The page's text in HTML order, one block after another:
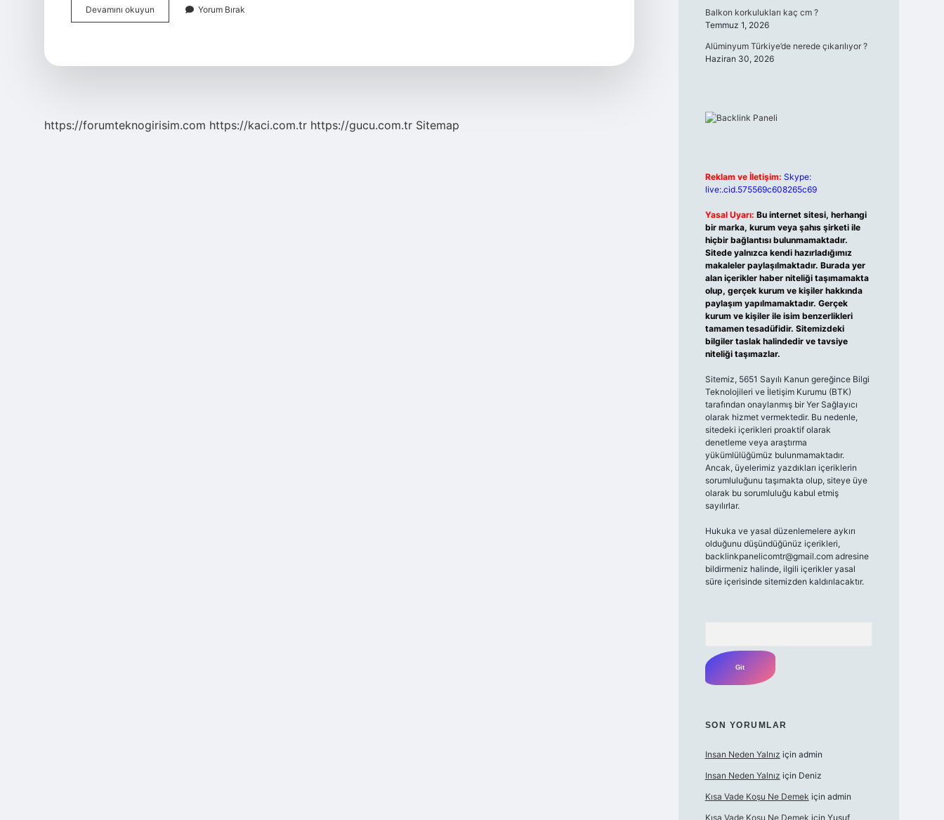
Devamını okuyun
Play
Yorum Bırak
https://forumteknogirisim.com https://kaci.com.tr https://gucu.com.tr Sitemap
Balkon korkulukları kaç cm ?
Temmuz 1, 2026
Alüminyum Türkiye’de nerede çıkarılıyor ?
Haziran 30, 2026
Reklam ve İletişim: Skype:
live:.cid.575569c608265c69
Yasal Uyarı: Bu internet sitesi, herhangi
bir marka, kurum veya şahıs şirketi ile
hiçbir bağlantısı bulunmamaktadır.
Sitede yalnızca kendi hazırladığımız
makaleler paylaşılmaktadır. Burada yer
alan içerikler haber niteliği taşımamakta
olup, gerçek kurum ve kişiler hakkında
paylaşım yapılmamaktadır. Gerçek
kurum ve kişiler ile isim benzerlikleri
tamamen tesadüfidir. Sitemizdeki
bilgiler taslak halindedir ve tavsiye
niteliği taşımazlar.
Sitemiz, 5651 Sayılı Kanun gereğince Bilgi
Teknolojileri ve İletişim Kurumu (BTK)
tarafından onaylanmış bir Yer Sağlayıcı
olarak hizmet vermektedir. Bu nedenle,
sitedeki içerikleri proaktif olarak
denetleme veya araştırma
yükümlülüğümüz bulunmamaktadır.
Ancak, üyelerimiz yazdıkları içeriklerin
sorumluluğunu taşımakta olup, siteye üye
olarak bu sorumluluğu kabul etmiş
sayılırlar.
Hukuka ve yasal düzenlemelere aykırı
olduğunu düşündüğünüz içerikleri,
backlinkpanelicomtr@gmail.comadresine
bildirmeniz halinde, ilgili içerikler yasal
süre içerisinde sitemizden kaldırılacaktır.
SON YORUMLAR
Insan Neden Yalnız için admin
Insan Neden Yalnız için Deniz
Kısa Vade Koşu Ne Demek için admin
Kısa Vade Koşu Ne Demek için Yusuf